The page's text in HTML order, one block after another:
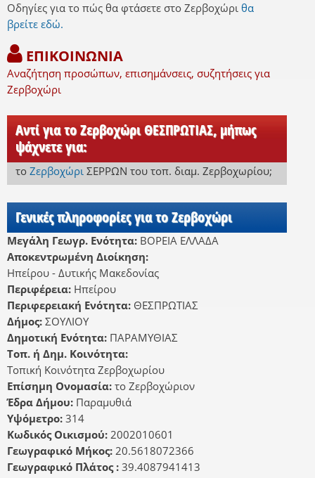
Οδηγίες για το πώς θα φτάσετε στο Ζερβοχώρι θα
βρείτε εδώ.
ΕΠΙΚΟΙΝΩΝΙΑ
Αναζήτηση προσώπων, επισημάνσεις, συζητήσεις για
Ζερβοχώρι
Αντί για το Ζερβοχώρι ΘΕΣΠΡΩΤΙΑΣ, μήπως
ψάχνετε για:
το Ζερβοχώρι ΣΕΡΡΩΝ του τοπ. διαμ. Ζερβοχωρίου;
Γενικές πληροφορίες για το Ζερβοχώρι
Μεγάλη Γεωγρ. Ενότητα: ΒΟΡΕΙΑ ΕΛΛΑΔΑ
Αποκεντρωμένη Διοίκηση:
Ηπείρου - Δυτικής Μακεδονίας
Περιφέρεια: Ηπείρου
Περιφερειακή Ενότητα: ΘΕΣΠΡΩΤΙΑΣ
Δήμος: ΣΟΥΛΙΟΥ
Δημοτική Ενότητα: ΠΑΡΑΜΥΘΙΑΣ
Τοπ. ή Δημ. Κοινότητα:
Τοπική Κοινότητα Ζερβοχωρίου
Επίσημη Ονομασία: το Ζερβοχώριον
Έδρα Δήμου: Παραμυθιά
Υψόμετρο: 314
Κωδικός Οικισμού: 2002010601
Γεωγραφικό Μήκος: 20.5618072366
Γεωγραφικό Πλάτος : 39.4087941413